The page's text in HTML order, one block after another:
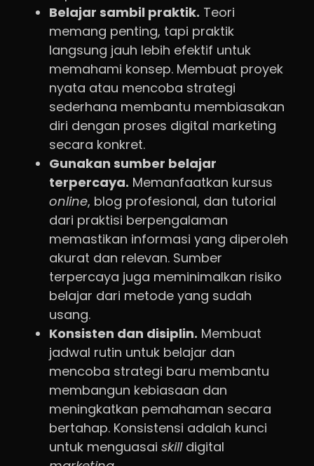
Belajar sambil praktik. Teori
memang penting, tapi praktik
langsung jauh lebih efektif untuk
memahami konsep. Membuat proyek
nyata atau mencoba strategi
sederhana membantu membiasakan
diri dengan proses digital marketing
secara konkret.
Gunakan sumber belajar
terpercaya. Memanfaatkan kursus
online, blog profesional, dan tutorial
dari praktisi berpengalaman
memastikan informasi yang diperoleh
akurat dan relevan. Sumber
terpercaya juga meminimalkan risiko
belajar dari metode yang sudah
usang.
Konsisten dan disiplin. Membuat
jadwal rutin untuk belajar dan
mencoba strategi baru membantu
membangun kebiasaan dan
meningkatkan pemahaman secara
bertahap. Konsistensi adalah kunci
untuk menguasai skilldigital